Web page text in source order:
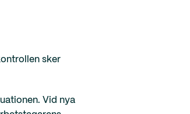
sker
Vid nya